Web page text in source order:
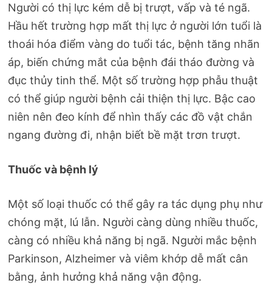
Người có thị lực kém dễ bị trượt, vấp và té ngã.
Hầu hết trường hợp mất thị lực ở người lớn tuổi là
thoái hóa điểm vàng do tuổi tác, bệnh tăng nhãn
áp, biến chứng mắt của bệnh đái tháo đường và
đục thủy tinh thể. Một số trường hợp phẫu thuật
có thể giúp người bệnh cải thiện thị lực. Bậc cao
niên nên đeo kính để nhìn thấy các đồ vật chắn
ngang đường đi, nhận biết bề mặt trơn trượt.
Thuốc và bệnh lý
Một số loại thuốc có thể gây ra tác dụng phụ như
chóng mặt, lú lẫn. Người càng dùng nhiều thuốc,
càng có nhiều khả năng bị ngã. Người mắc bệnh
Parkinson, Alzheimer và viêm khớp dễ mất cân
bằng, ảnh hưởng khả năng vận động.